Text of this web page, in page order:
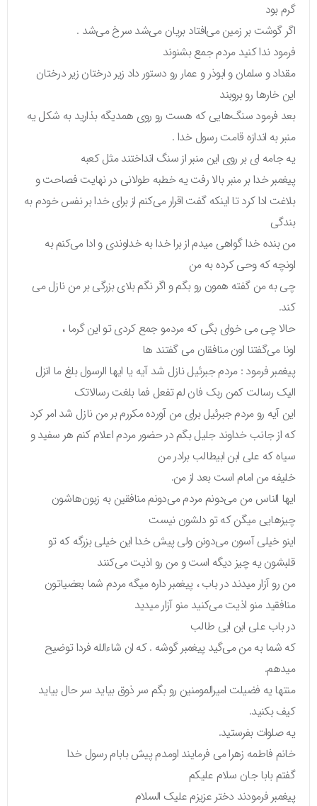
گرم بود
اگر گوشت بر زمین می‌افتاد بریان می‌شد سرخ می‌شد .
فرمود ندا کنید مردم جمع بشنوند
مقداد و سلمان و ابوذر و عمار رو دستور داد زیر درختان زیر درختان
این خارها رو بروبند
بعد فرمود سنگ‌هایی که هست رو روی همدیگه بذارید به شکل یه
منبر به اندازه قامت رسول خدا .
یه جامه ای بر روی این منبر از سنگ انداختند مثل کعبه
پیغمبر خدا بر منبر بالا رفت یه خطبه طولانی در نهایت فصاحت و
بلاغت ادا کرد تا اینکه گفت اقرار می‌کنم از برای خدا بر نفس خودم به
بندگی
من بنده خدا گواهی میدم از برا خدا به خداوندی و ادا می‌کنم به
اونچه که وحی کرده به من
چی به من گفته همون رو بگم و اگر نگم بلای بزرگی بر من نازل می
کند.
حالا چی می خوای بگی که مردمو جمع کردی تو این گرما ،
اونا می‌گفتنا اون منافقان می گفتند ها
پیغمبر فرمود : مردم جبرئیل نازل شد آیه یا ایها الرسول بلغ ما انزل
الیک رسالت کمن ربک فان لم تفعل فما بلغت رسالاتک
این آیه رو مردم جبرئیل برای من آورده مکررم بر من نازل شد امر کرد
که از جانب خداوند جلیل بگم در حضور مردم اعلام کنم هر سفید و
سیاه که علی ابن ابیطالب برادر من
خلیفه من امام است بعد از من.
ایها الناس من می‌دونم مردم می‌دونم منافقین به زبون‌هاشون
چیزهایی میگن که تو دلشون نیست
اینو خیلی آسون می‌دونن ولی پیش خدا این خیلی بزرگه که تو
قلبشون یه چیز دیگه است و من رو اذیت می‌کنند
من رو آزار میدند در باب ، پیغمبر داره میگه مردم شما بعضیاتون
منافقید منو اذیت می‌کنید منو آزار میدید
در باب علی ابن ابی طالب
که شما به من می‌گید پیغمبر گوشه . که ان شاءالله فردا توضیح
میدهم.
منتها یه فضیلت امیرالمومنین رو بگم سر ذوق بیاید سر حال بیاید
کیف بکنید.
یه صلوات بفرستید.
خانم فاطمه زهرا می فرمایند اومدم پیش بابام رسول خدا
گفتم بابا جان سلام علیکم
پیغمبر فرمودند دختر عزیزم علیک السلام